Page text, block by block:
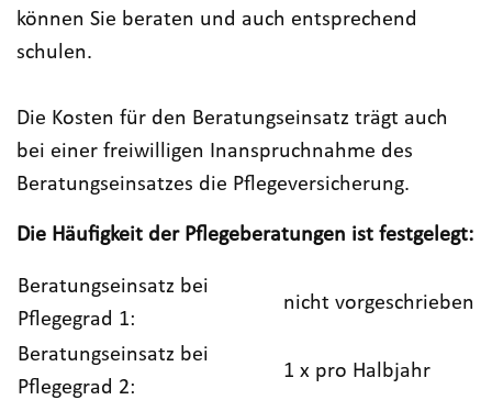
können Sie beraten und auch entsprechend
schulen.
Die Kosten für den Beratungseinsatz trägt auch
bei einer freiwilligen Inanspruchnahme des
Beratungseinsatzes die Pflegeversicherung.
Die Häufigkeit der Pflegeberatungen ist festgelegt:
Beratungseinsatz bei
Pflegegrad 1:
nicht vorgeschrieben
Beratungseinsatz bei
Pflegegrad 2:
1 x pro Halbjahr